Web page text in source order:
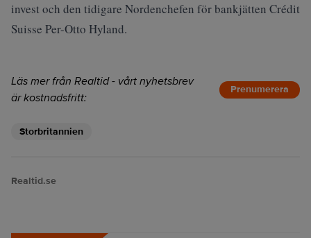
invest och den tidigare Nordenchefen för bankjätten Crédit
Suisse Per-Otto Hyland.
Läs mer från Realtid - vårt nyhetsbrev
är kostnadsfritt:
Prenumerera
Storbritannien
Realtid.se